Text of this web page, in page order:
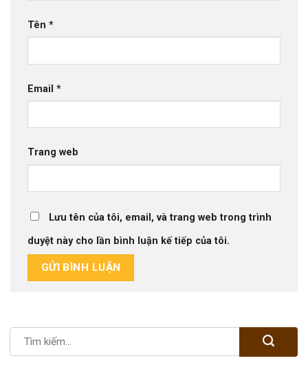
Tên *
Email *
Trang web
Lưu tên của tôi, email, và trang web trong trình
duyệt này cho lần bình luận kế tiếp của tôi.